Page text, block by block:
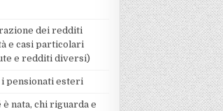
dei redditi
e casi particolari
e redditi diversi)
pensionati esteri
nata, chi riguarda e